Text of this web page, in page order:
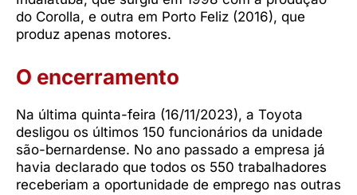
do Corolla, e outra em Porto Feliz (2016), que
produz apenas motores.
O encerramento
Na última quinta-feira (16/11/2023), a Toyota
desligou os últimos 150 funcionários da unidade
são-bernardense. No ano passado a empresa já
havia declarado que todos os 550 trabalhadores
receberiam a oportunidade de emprego nas outras